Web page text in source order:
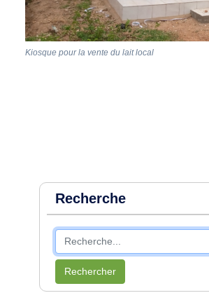
Kiosque pour la vente du lait local
Recherche
Rechercher